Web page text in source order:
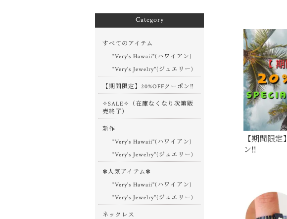
【期間限
ン‼
Category
すべてのアイテム
"Very's Hawaii"(ハワイアン)
"Very's Jewelry"(ジュエリー)
【期間限定】20%OFFクーポン‼
✧SALE✧（在庫なくなり次第販
売終了）
新作
"Very's Hawaii"(ハワイアン)
"Very's Jewelry"(ジュエリー)
❃人気アイテム❃
"Very's Hawaii"(ハワイアン)
"Very's Jewelry"(ジュエリー)
ネックレス